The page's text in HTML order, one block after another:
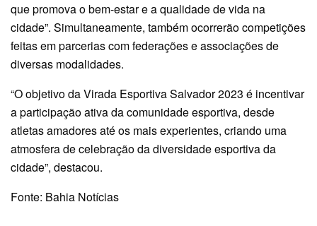
que promova o bem-estar e a qualidade de vida na
cidade”. Simultaneamente, também ocorrerão competições
feitas em parcerias com federações e associações de
diversas modalidades.
“O objetivo da Virada Esportiva Salvador 2023 é incentivar
a participação ativa da comunidade esportiva, desde
atletas amadores até os mais experientes, criando uma
atmosfera de celebração da diversidade esportiva da
cidade”, destacou.
Fonte: Bahia Notícias